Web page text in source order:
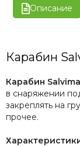
Описание
Карабин
Карабин
в снаряжении
закреплять на
прочее.